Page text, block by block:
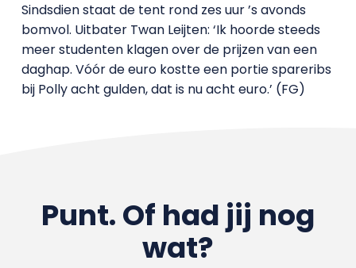
Sindsdien staat de tent rond zes uur ’s avonds
bomvol. Uitbater Twan Leijten: ‘Ik hoorde steeds
meer studenten klagen over de prijzen van een
daghap. Vóór de euro kostte een portie spareribs
bij Polly acht gulden, dat is nu acht euro.’ (FG)
Punt. Of had jij nog
wat?